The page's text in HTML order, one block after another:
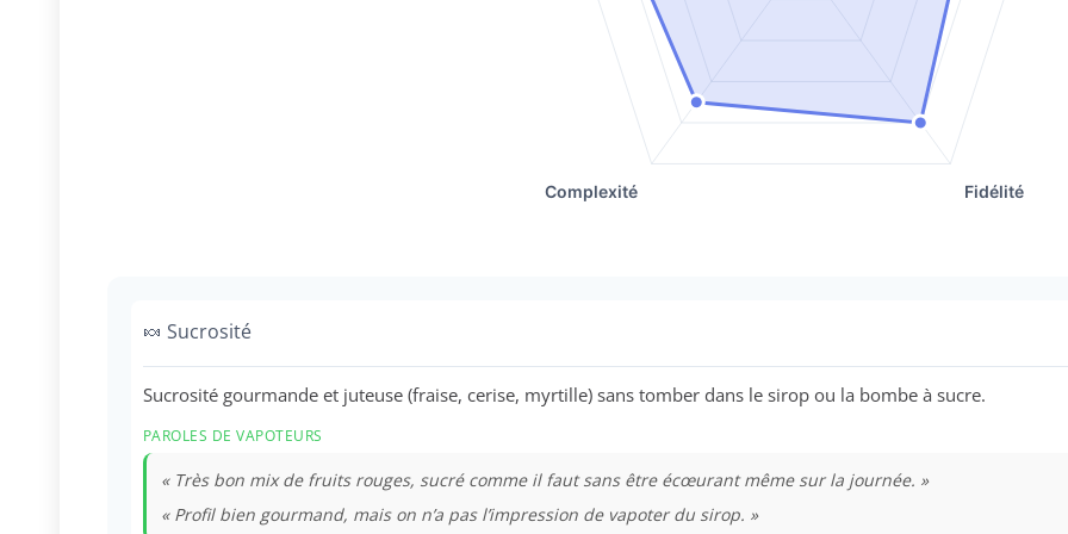
🍬 Sucrosité
Sucrosité gourmande et juteuse (fraise, cerise, myrtille) sans tomber dans le sirop ou la bombe à sucre.
PAROLES DE VAPOTEURS
« Très bon mix de fruits rouges, sucré comme il faut sans être écœurant même sur la journée. »
« Profil bien gourmand, mais on n’a pas l’impression de vapoter du sirop. »